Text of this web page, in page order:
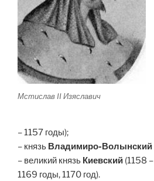
Мстислав II Изяславич
– 1157 годы);
– князь Владимиро-Волынский
– великий князь Киевский (1158
1169 годы, 1170 год).